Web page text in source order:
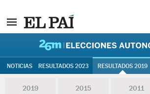
NOTICIAS RESULTADOS 2023 RESULTADOS 2019
2019 2015 2011